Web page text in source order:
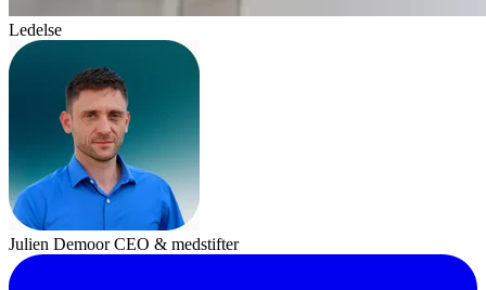
Ledelse
Julien Demoor CEO & medstifter